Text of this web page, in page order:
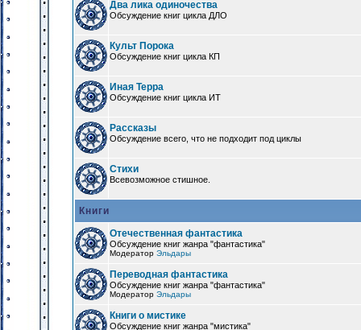
Два лика одиночества
Обсуждение книг цикла ДЛО
Культ Порока
Обсуждение книг цикла КП
Иная Терра
Обсуждение книг цикла ИТ
Рассказы
Обсуждение всего, что не подходит под циклы
Стихи
Всевозможное стишное.
Книги
Отечественная фантастика
Обсуждение книг жанра "фантастика"
Модератор Эльдары
Переводная фантастика
Обсуждение книг жанра "фантастика"
Модератор Эльдары
Книги о мистике
Обсуждение книг жанра "мистика"